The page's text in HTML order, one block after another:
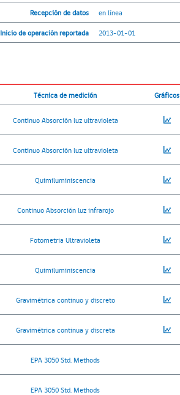
Recepción de datos en línea
Inicio de operación reportada 2013-01-01
Técnica de medición Gráficos
Continuo Absorción luz ultravioleta
Continuo Absorción luz ultravioleta
Quimiluminiscencia
Continuo Absorción luz infrarojo
Fotometria Ultravioleta
Quimiluminiscencia
Gravimétrica continuo y discreto
Gravimétrica continua y discreta
EPA 3050 Std. Methods
EPA 3050 Std. Methods